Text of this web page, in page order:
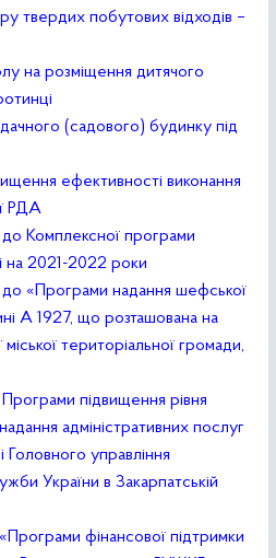
твердих побутових відходів –
на розміщення дитячого
(садового) будинку під
ефективності виконання
РДА
Комплексної програми
на 2021-2022 роки
«Програми надання шефської
А 1927, що розташована на
міської територіальної громади,
підвищення рівня
адміністративних послуг
Головного управління
України в Закарпатській
фінансової підтримки